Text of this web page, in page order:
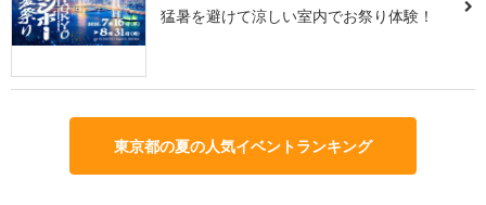
猛暑を避けて涼しい室内でお祭り体験！
東京都の夏の人気イベントランキング